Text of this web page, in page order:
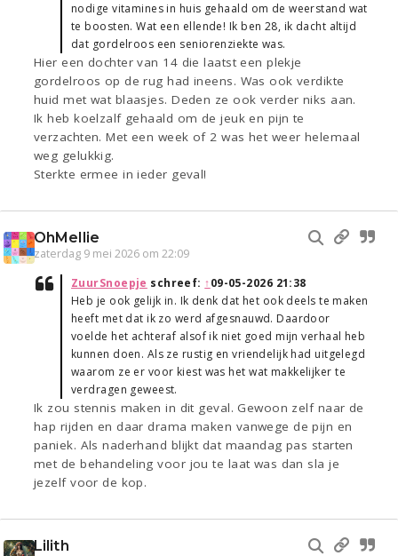
nodige vitamines in huis gehaald om de weerstand wat
te boosten. Wat een ellende! Ik ben 28, ik dacht altijd
dat gordelroos een seniorenziekte was.
Hier een dochter van 14 die laatst een plekje
gordelroos op de rug had ineens. Was ook verdikte
huid met wat blaasjes. Deden ze ook verder niks aan.
Ik heb koelzalf gehaald om de jeuk en pijn te
verzachten. Met een week of 2 was het weer helemaal
weg gelukkig.
Sterkte ermee in ieder geval!
OhMellie
zaterdag 9 mei 2026 om 22:09
ZuurSnoepje schreef: ↑09-05-2026 21:38
Heb je ook gelijk in. Ik denk dat het ook deels te maken
heeft met dat ik zo werd afgesnauwd. Daardoor
voelde het achteraf alsof ik niet goed mijn verhaal heb
kunnen doen. Als ze rustig en vriendelijk had uitgelegd
waarom ze er voor kiest was het wat makkelijker te
verdragen geweest.
Ik zou stennis maken in dit geval. Gewoon zelf naar de
hap rijden en daar drama maken vanwege de pijn en
paniek. Als naderhand blijkt dat maandag pas starten
met de behandeling voor jou te laat was dan sla je
jezelf voor de kop.
Lilith